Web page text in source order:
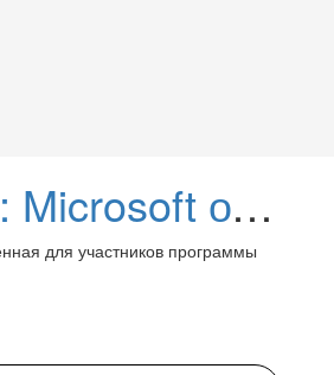
Windows 10 build 19018 (20H1): Microsoft отказывается от «Skip Ahead», новейшие сборки – на канале Ранний доступ
для участников программы